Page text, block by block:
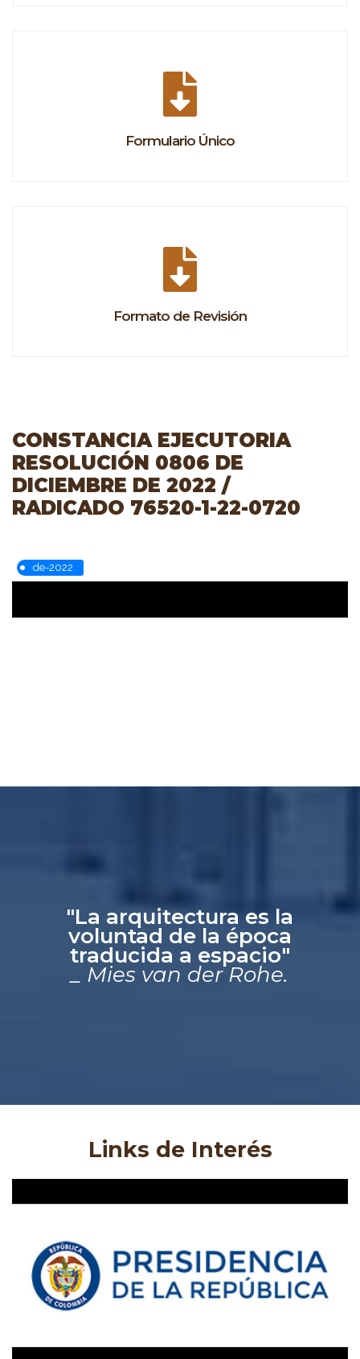
Formulario Único
Formato de Revisión
CONSTANCIA EJECUTORIA
RESOLUCIÓN 0806 DE
DICIEMBRE DE 2022 /
RADICADO 76520-1-22-0720
de-2022
"La arquitectura es la
voluntad de la época
traducida a espacio"
_ Mies van der Rohe.
Links de Interés